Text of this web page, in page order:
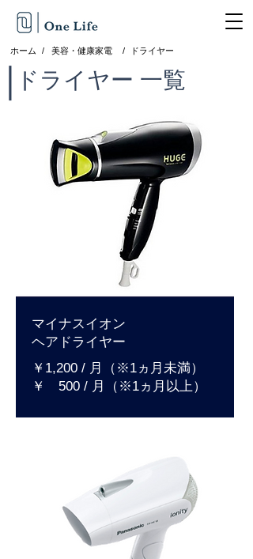
ホーム / 美容・健康家電 / ドライヤー
|ドライヤー 一覧​
￥1,200 / 月（※1ヵ月未満）
​￥ 500 / 月（※1ヵ月以上）
マイナスイオン
ヘアドライヤー